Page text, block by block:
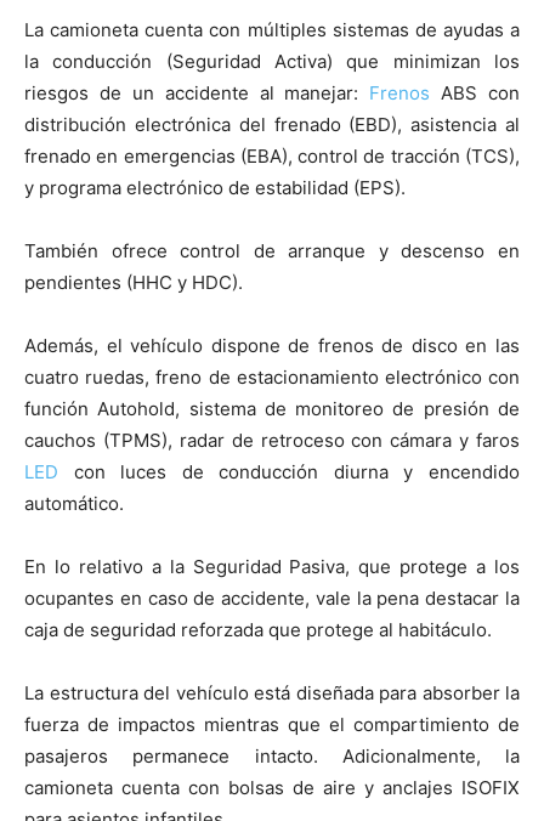
La camioneta cuenta con múltiples sistemas de ayudas a
la conducción (Seguridad Activa) que minimizan los
riesgos de un accidente al manejar: Frenos ABS con
distribución electrónica del frenado (EBD), asistencia al
frenado en emergencias (EBA), control de tracción (TCS),
y programa electrónico de estabilidad (EPS).
También ofrece control de arranque y descenso en
pendientes (HHC y HDC).
Además, el vehículo dispone de frenos de disco en las
cuatro ruedas, freno de estacionamiento electrónico con
función Autohold, sistema de monitoreo de presión de
cauchos (TPMS), radar de retroceso con cámara y faros
LED con luces de conducción diurna y encendido
automático.
En lo relativo a la Seguridad Pasiva, que protege a los
ocupantes en caso de accidente, vale la pena destacar la
caja de seguridad reforzada que protege al habitáculo.
La estructura del vehículo está diseñada para absorber la
fuerza de impactos mientras que el compartimiento de
pasajeros permanece intacto. Adicionalmente, la
camioneta cuenta con bolsas de aire y anclajes ISOFIX